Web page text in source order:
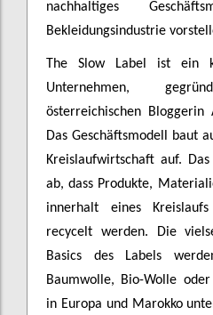
nachhaltiges
Bekleidungsindustrie
The Slow Label ist ein
Unternehmen,
österreichischen Bloggerin
Das Geschäftsmodell baut
Kreislaufwirtschaft auf.
ab, dass Produkte,
innerhalt eines
recycelt werden. Die
Basics des Labels
Baumwolle, Bio-Wolle
in Europa und Marokko